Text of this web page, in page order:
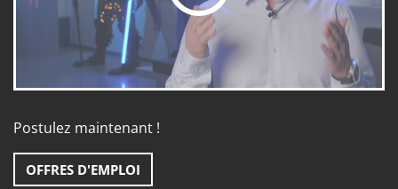
Postulez maintenant !
OFFRES D'EMPLOI